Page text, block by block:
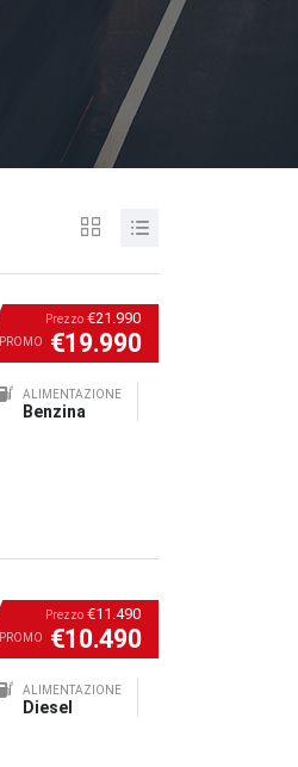
Prezzo €21.990
PROMO €19.990
ALIMENTAZIONE
Benzina
Prezzo €11.490
PROMO €10.490
ALIMENTAZIONE
Diesel